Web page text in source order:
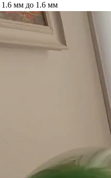
1.6 мм до 1.6 мм